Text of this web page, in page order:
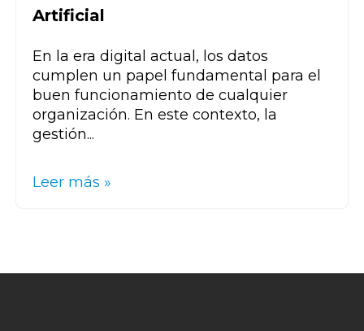
Artificial
En la era digital actual, los datos
cumplen un papel fundamental para el
buen funcionamiento de cualquier
organización. En este contexto, la
gestión...
Leer más »